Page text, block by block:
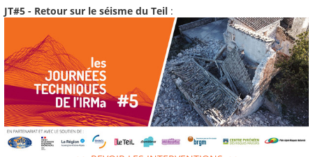
JT#5 - Retour sur le séisme du Teil :